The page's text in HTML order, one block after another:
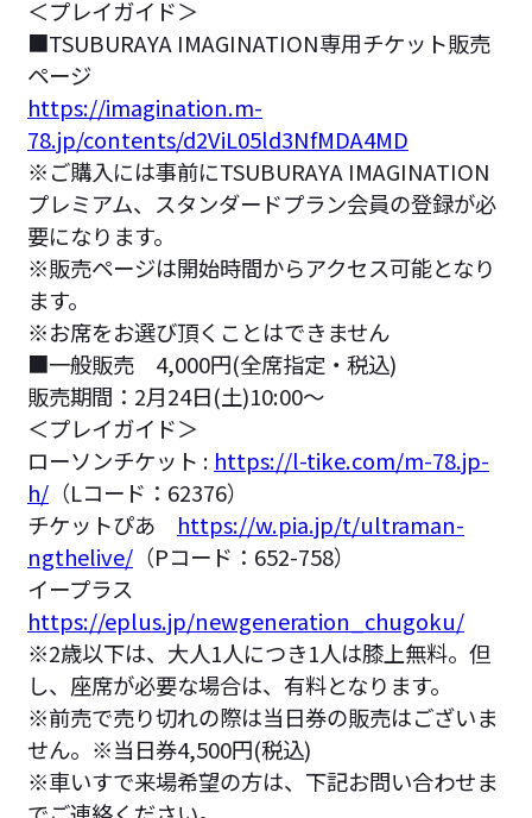
＜プレイガイド＞
■TSUBURAYA IMAGINATION専用チケット販売
ページ
https://imagination.m-
78.jp/contents/d2ViL05ld3NfMDA4MD
※ご購入には事前にTSUBURAYA IMAGINATION
プレミアム、スタンダードプラン会員の登録が必
要になります。
※販売ページは開始時間からアクセス可能となり
ます。
※お席をお選び頂くことはできません
■一般販売 4,000円(全席指定・税込)
販売期間：2月24日(土)10:00〜
＜プレイガイド＞
ローソンチケット : https://l-tike.com/m-78.jp-
h/（Lコード：62376）
チケットぴあ https://w.pia.jp/t/ultraman-
ngthelive/（Pコード：652-758）
イープラス
https://eplus.jp/newgeneration_chugoku/
※2歳以下は、大人1人につき1人は膝上無料。但
し、座席が必要な場合は、有料となります。
※前売で売り切れの際は当日券の販売はございま
せん。※当日券4,500円(税込)
※車いすで来場希望の方は、下記お問い合わせま